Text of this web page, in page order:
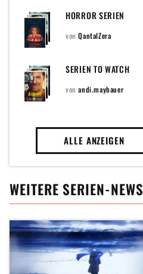
HORROR SERIEN
vonQantalZera
SERIEN TO WATCH
vonandi.maybauer
ALLE ANZEIGEN
WEITERE SERIEN-NEWS